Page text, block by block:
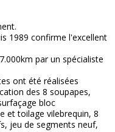
1989 confirme l'excellent
par un spécialiste
ont été réalisées
des 8 soupapes,
bloc
et toilage vilebrequin, 8
jeu de segments neuf,